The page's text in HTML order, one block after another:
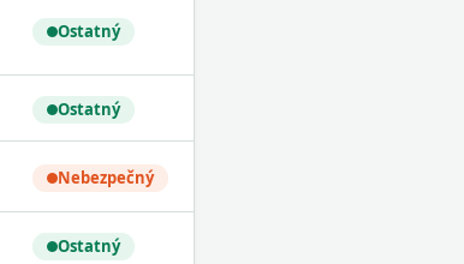
Ostatný
Ostatný
Nebezpečný
Ostatný